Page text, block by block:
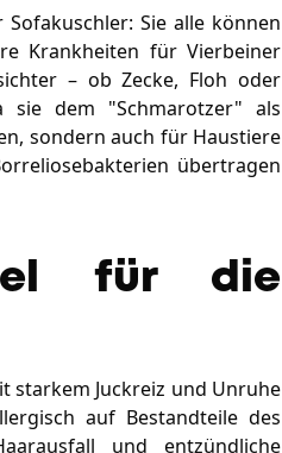
Sie alle können
Krankheiten für Vierbeiner
– ob Zecke, Floh oder
sie dem "Schmarotzer" als
sondern auch für Haustiere
übertragen
für die
starkem Juckreiz und Unruhe
auf Bestandteile des
und entzündliche